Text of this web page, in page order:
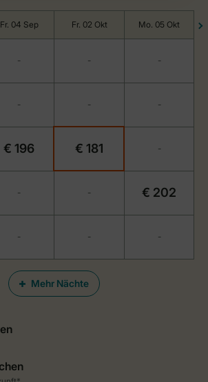
Mehr Nächte
Fr. 04 Sep Fr. 02 Okt Mo. 05 Okt
- - -
- - -
€ 196 € 181 -
- - € 202
- - -